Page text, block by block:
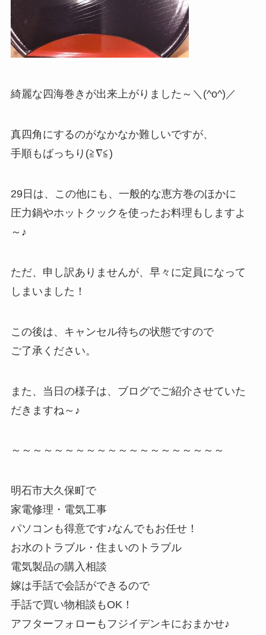
綺麗な四海巻きが出来上がりました～＼(^o^)／
真四角にするのがなかなか難しいですが、
手順もばっちり(≧∇≦)
29日は、この他にも、一般的な恵方巻のほかに
圧力鍋やホットクックを使ったお料理もしますよ
～♪
ただ、申し訳ありませんが、早々に定員になって
しまいました！
この後は、キャンセル待ちの状態ですので
ご了承ください。
また、当日の様子は、ブログでご紹介させていた
だきますね～♪
～～～～～～～～～～～～～～～～～～～～
明石市大久保町で
家電修理・電気工事
パソコンも得意です♪なんでもお任せ！
お水のトラブル・住まいのトラブル
電気製品の購入相談
嫁は手話で会話ができるので
手話で買い物相談もOK！
アフターフォローもフジイデンキにおまかせ♪